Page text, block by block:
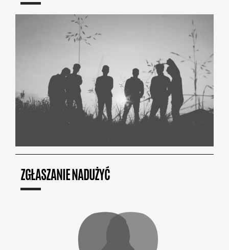
ZGŁASZANIE NADUŻYĆ